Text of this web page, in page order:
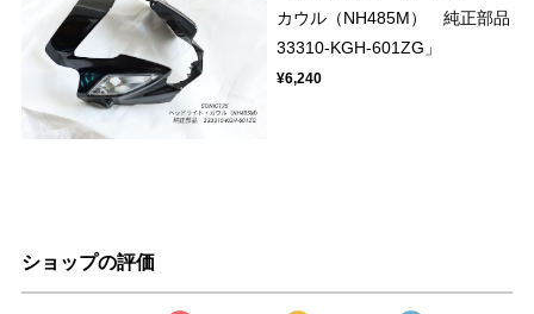
カウル（NH485M） 純正部品
33310-KGH-601ZG」
¥6,240
ショップの評価